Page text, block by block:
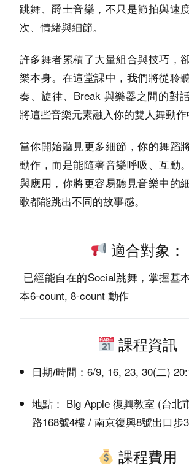
跳舞、爵士音樂，不只是節拍與速
次、情緒與細節。
許多舞者累積了大量組合與技巧，
樂本身。在這堂課中，我們將從聆
奏、旋律、Break 與樂器之間的對
將這些音樂元素融入你的雙人舞動作
當你開始聽見更多細節，你的舞蹈
動作，而是能隨著音樂呼吸、互動
與應用，你將更容易聽見音樂中的
歌都能跳出不同的故事感。
適合對象：
已經能自在的Social跳舞，掌握基
本6-count, 8-count 動作
課程資訊
日期/時間： 6/9, 16, 23, 30(二)
地點： Big Apple 復興教室 (台北
路168號4樓 / 南京復興8號出口步
課程費用